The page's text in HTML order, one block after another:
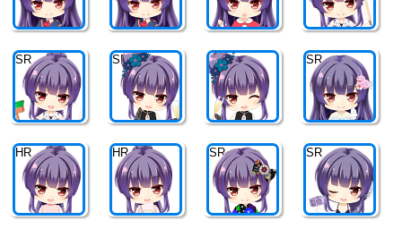
SR SR SR SR
HR HR SR SR